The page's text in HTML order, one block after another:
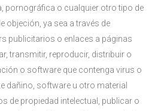
pornográfica o cualquier otro tipo de
objeción, ya sea a través de
publicitarios o enlaces a páginas
transmitir, reproducir, distribuir o
o software que contenga virus o
dañino, software u otro material
de propiedad intelectual, publicar o